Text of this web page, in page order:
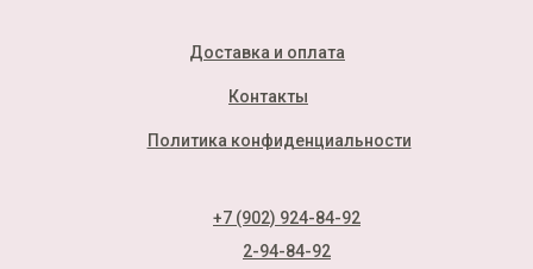
Политика конфиденциальности
Доставка и оплата
Контакты
+7 (902) 924-84-92
2-94-84-92